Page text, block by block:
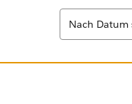
Sortieren
Nach Datum